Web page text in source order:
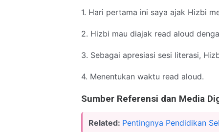
1. Hari pertama ini saya ajak Hizbi
2. Hizbi mau diajak read aloud
3. Sebagai apresiasi sesi literasi,
4. Menentukan waktu read aloud.
Sumber Referensi dan Media
Related: Pentingnya Pendidikan